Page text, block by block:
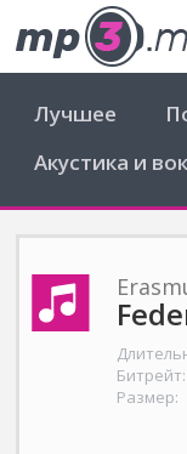
Лучшее
Акустика и
Битрейт:
Размер: